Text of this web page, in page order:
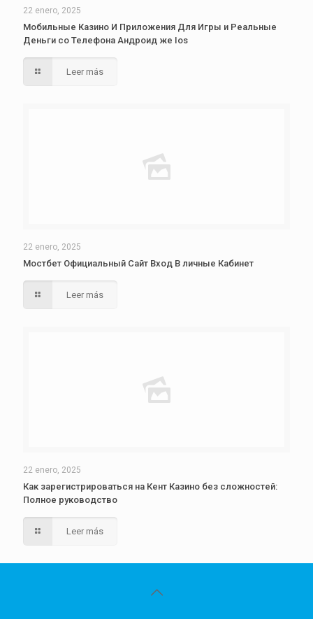
22 enero, 2025
Мобильные Казино И Приложения Для Игры и Реальные
Деньги со Телефона Андроид же Ios
Leer más
22 enero, 2025
Мостбет Официальный Сайт Вход В личные Кабинет
Leer más
22 enero, 2025
Как зарегистрироваться на Кент Казино без сложностей:
Полное руководство
Leer más